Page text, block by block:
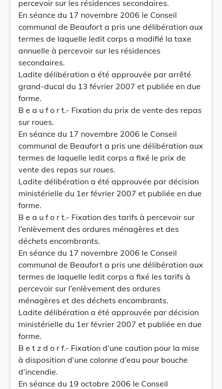
percevoir sur les résidences secondaires.
En séance du 17 novembre 2006 le Conseil
communal de Beaufort a pris une délibération aux
termes de laquelle ledit corps a modifié la taxe
annuelle à percevoir sur les résidences
secondaires.
Ladite délibération a été approuvée par arrêté
grand-ducal du 13 février 2007 et publiée en due
forme.
B e a u f o r t.- Fixation du prix de vente des repas
sur roues.
En séance du 17 novembre 2006 le Conseil
communal de Beaufort a pris une délibération aux
termes de laquelle ledit corps a fixé le prix de
vente des repas sur roues.
Ladite délibération a été approuvée par décision
ministérielle du 1er février 2007 et publiée en due
forme.
B e a u f o r t.- Fixation des tarifs à percevoir sur
l’enlèvement des ordures ménagères et des
déchets encombrants.
En séance du 17 novembre 2006 le Conseil
communal de Beaufort a pris une délibération aux
termes de laquelle ledit corps a fixé les tarifs à
percevoir sur l’enlèvement des ordures
ménagères et des déchets encombrants.
Ladite délibération a été approuvée par décision
ministérielle du 1er février 2007 et publiée en due
forme.
B e t z d o r f.- Fixation d’une caution pour la mise
à disposition d’une colonne d’eau pour bouche
d’incendie.
En séance du 19 octobre 2006 le Conseil